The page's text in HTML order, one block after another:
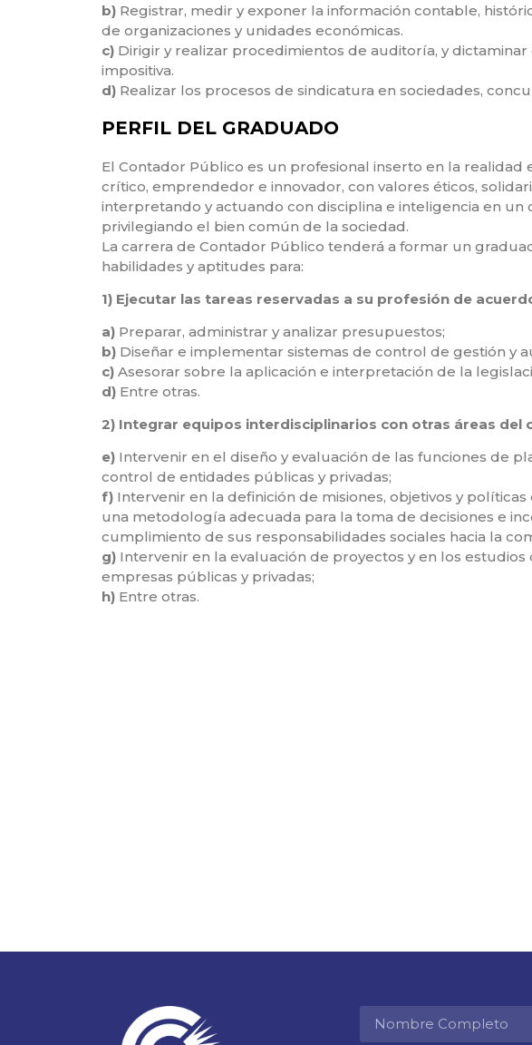
b) Registrar, medir y exponer la información contable,
de organizaciones y unidades económicas.
c) Dirigir y realizar procedimientos de auditoría, y
impositiva.
d) Realizar los procesos de sindicatura en sociedades,
PERFIL DEL GRADUADO
El Contador Público es un profesional inserto en la realidad
crítico, emprendedor e innovador, con valores éticos,
interpretando y actuando con disciplina e inteligencia en un
privilegiando el bien común de la sociedad.
La carrera de Contador Público tenderá a formar un
habilidades y aptitudes para:
1) Ejecutar las tareas reservadas a su profesión de
a) Preparar, administrar y analizar presupuestos;
b) Diseñar e implementar sistemas de control de gestión y
c) Asesorar sobre la aplicación e interpretación de la
d) Entre otras.
2) Integrar equipos interdisciplinarios con otras áreas del
e) Intervenir en el diseño y evaluación de las funciones de
control de entidades públicas y privadas;
f) Intervenir en la definición de misiones, objetivos y
una metodología adecuada para la toma de decisiones e
cumplimiento de sus responsabilidades sociales hacia la
g) Intervenir en la evaluación de proyectos y en los estudios
empresas públicas y privadas;
h) Entre otras.